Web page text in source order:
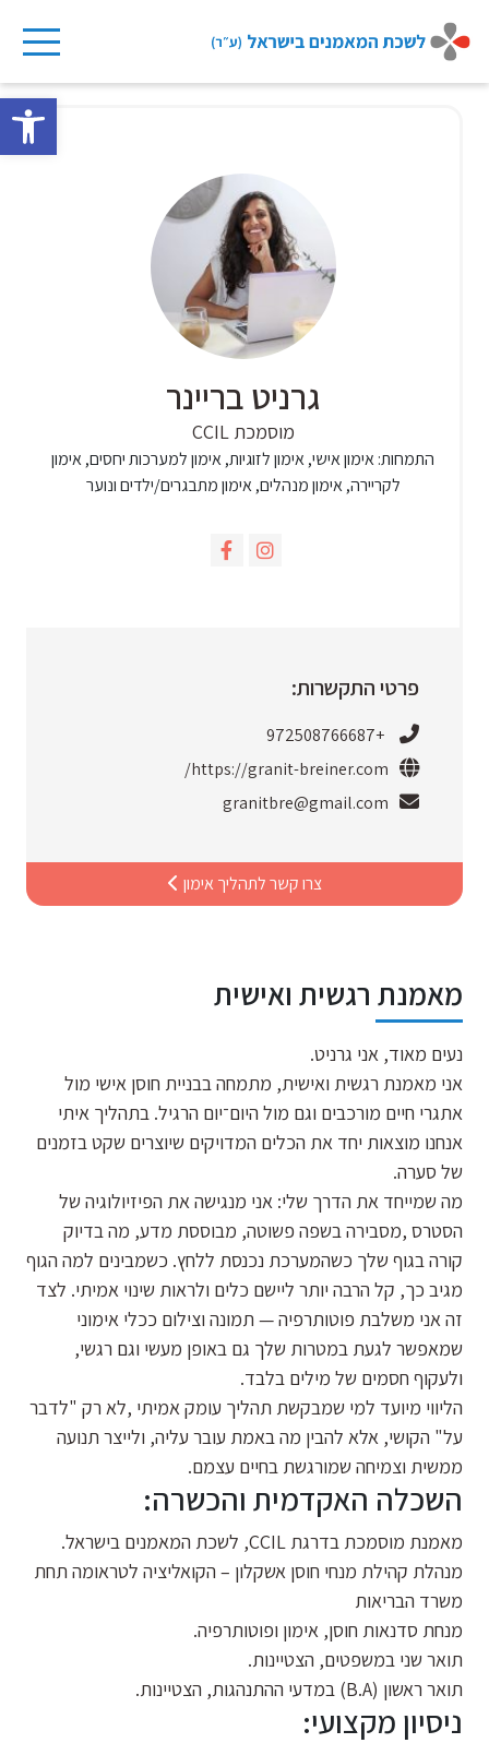
to
גרניט בריינר
מוסמכת CCIL
התמחות:אימון אישי, אימון לזוגיות, אימון למערכות יחסים, אימון
לקריירה, אימון מנהלים, אימון מתבגרים/ילדים ונוער
פרטי התקשרות:
+972508766687
https://granit-breiner.com/
granitbre@gmail.com
צרו קשר לתהליך אימון
מאמנת רגשית ואישית
נעים מאוד, אני גרניט.
אני מאמנת רגשית ואישית, מתמחה בבניית חוסן אישי מול
אתגרי חיים מורכבים וגם מול היום־יום הרגיל. בתהליך איתי
אנחנו מוצאות יחד את הכלים המדויקים שיוצרים שקט בזמנים
של סערה.
מה שמייחד את הדרך שלי: אני מנגישה את הפיזיולוגיה של
הסטרס ,מסבירה בשפה פשוטה, מבוססת מדע, מה בדיוק
קורה בגוף שלך כשהמערכת נכנסת ללחץ. כשמבינים למה הגוף
מגיב כך, קל הרבה יותר ליישם כלים ולראות שינוי אמיתי. לצד
זה אני משלבת פוטותרפיה — תמונה וצילום ככלי אימוני
שמאפשר לגעת במטרות שלך גם באופן מעשי וגם רגשי,
ולעקוף חסמים של מילים בלבד.
הליווי מיועד למי שמבקשת תהליך עומק אמיתי ,לא רק "לדבר
על" הקושי, אלא להבין מה באמת עובר עליה, ולייצר תנועה
ממשית וצמיחה שמורגשת בחיים עצמם.
השכלה האקדמית והכשרה:
מאמנת מוסמכת בדרגת CCIL, לשכת המאמנים בישראל.
מנהלת קהילת מנחי חוסן אשקלון – הקואליציה לטראומה תחת
משרד הבריאות
מנחת סדנאות חוסן, אימון ופוטותרפיה.
תואר שני במשפטים, הצטיינות.
תואר ראשון (B.A) במדעי ההתנהגות, הצטיינות.
ניסיון מקצועי: